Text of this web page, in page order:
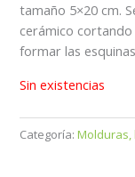
tamaño 5×20 cm.
cerámico cortando
formar las
Sin existencias
Categoría:Molduras,